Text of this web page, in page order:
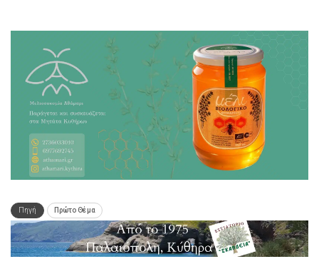
Πηγή Πρώτο Θέμα